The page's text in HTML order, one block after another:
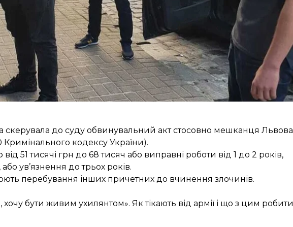
скерувала до суду обвинувальний акт стосовно мешканця Львова
Кримінального кодексу України).
51 тисячі грн до 68 тисяч або виправні роботи від 1 до 2 років,
ув’язнення до трьох років.
перебування інших причетних до вчинення злочинів.
бути живим ухилянтом». Як тікають від армії і що з цим робити